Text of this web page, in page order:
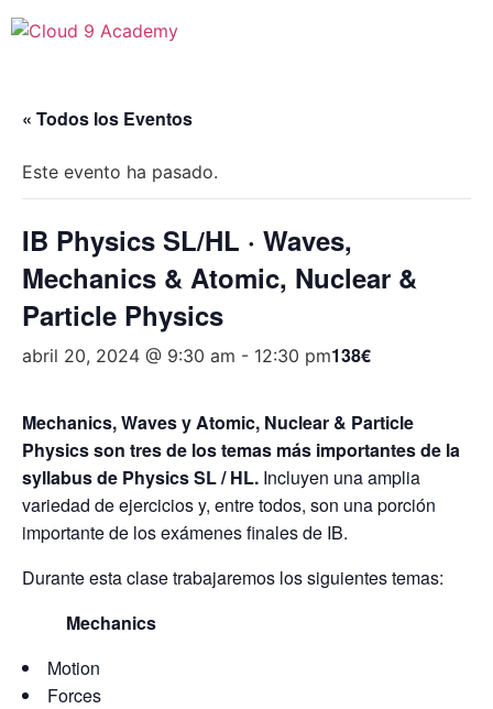
« Todos los Eventos
Este evento ha pasado.
IB Physics SL/HL · Waves,
Mechanics & Atomic, Nuclear &
Particle Physics
abril 20, 2024 @ 9:30 am - 12:30 pm138€
Mechanics, Waves y Atomic, Nuclear & Particle
Physics son tres de los temas más importantes de la
syllabus de Physics SL / HL. Incluyen una amplia
variedad de ejercicios y, entre todos, son una porción
importante de los exámenes finales de IB.
Durante esta clase trabajaremos los siguientes temas:
Mechanics
Motion
Forces